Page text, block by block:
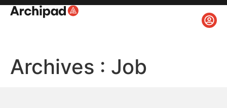
Archives : Job